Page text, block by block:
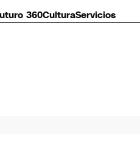
360CulturaServicios